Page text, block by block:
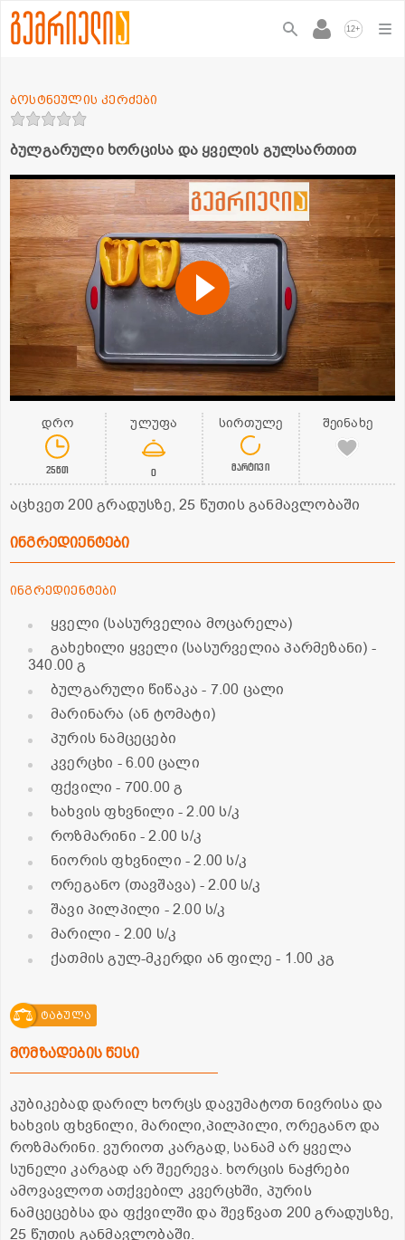
12+
ბულგარული ხორცისა და ყველის გულსართით
ბოსტნეულის კერძები
დრო
25წთ
ულუფა
0
სირთულე
მარტივი
შეინახე
აცხვეთ 200 გრადუსზე, 25 წუთის განმავლობაში
ინგრედიენტები
ინგრედიენტები
ყველი (სასურველია მოცარელა)
გახეხილი ყველი (სასურველია პარმეზანი) -
340.00 გ
ბულგარული წიწაკა- 7.00 ცალი
მარინარა (ან ტომატი)
პურის ნამცეცები
კვერცხი - 6.00 ცალი
ფქვილი- 700.00 გ
ხახვის ფხვნილი - 2.00 ს/კ
როზმარინი - 2.00 ს/კ
ნიორის ფხვნილი - 2.00 ს/კ
ორეგანო (თავშავა) - 2.00 ს/კ
შავი პილპილი - 2.00 ს/კ
მარილი- 2.00 ს/კ
ქათმის გულ-მკერდი ან ფილე- 1.00 კგ
ტაბულა
მომზადების წესი
კუბიკებად დარილ ხორცს დავუმატოთ ნივრისა და
ხახვის ფხვნილი, მარილი,პილპილი, ორეგანო და
როზმარინი. ვურიოთ კარგად, სანამ არ ყველა
სუნელი კარგად არ შეერევა. ხორცის ნაჭრები
ამოვავლოთ ათქვებილ კვერცხში, პურის
ნამცეცებსა და ფქვილში და შევწვათ 200 გრადუსზე,
25 წუთის განმავლობაში.